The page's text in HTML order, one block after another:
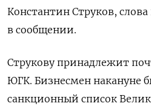
Константин Струков,
в сообщении.
Струкову принадлежит
ЮГК. Бизнесмен накануне
санкционный список